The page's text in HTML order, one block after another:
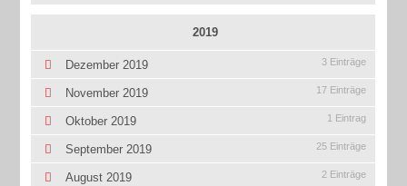
2019
Dezember 2019 3 Einträge
November 2019 17 Einträge
Oktober 2019 1 Eintrag
September 2019 25 Einträge
August 2019 2 Einträge